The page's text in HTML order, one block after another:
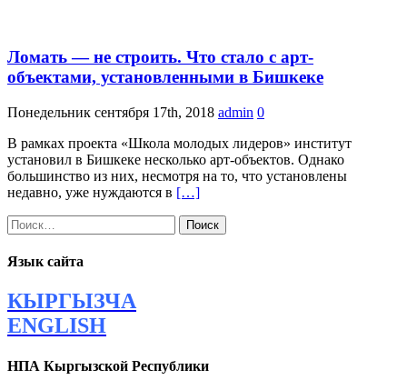
Ломать — не строить. Что стало с арт-
объектами, установленными в Бишкеке
Понедельник сентября 17th, 2018 admin 0
В рамках проекта «Школа молодых лидеров» институт
установил в Бишкеке несколько арт-объектов. Однако
большинство из них, несмотря на то, что установлены
недавно, уже нуждаются в […]
Найти:
Язык сайта
КЫРГЫЗЧА
ENGLISH
НПА Кыргызской Республики